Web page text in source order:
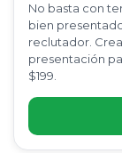
No basta con
bien
reclutador.
presentación
$199.